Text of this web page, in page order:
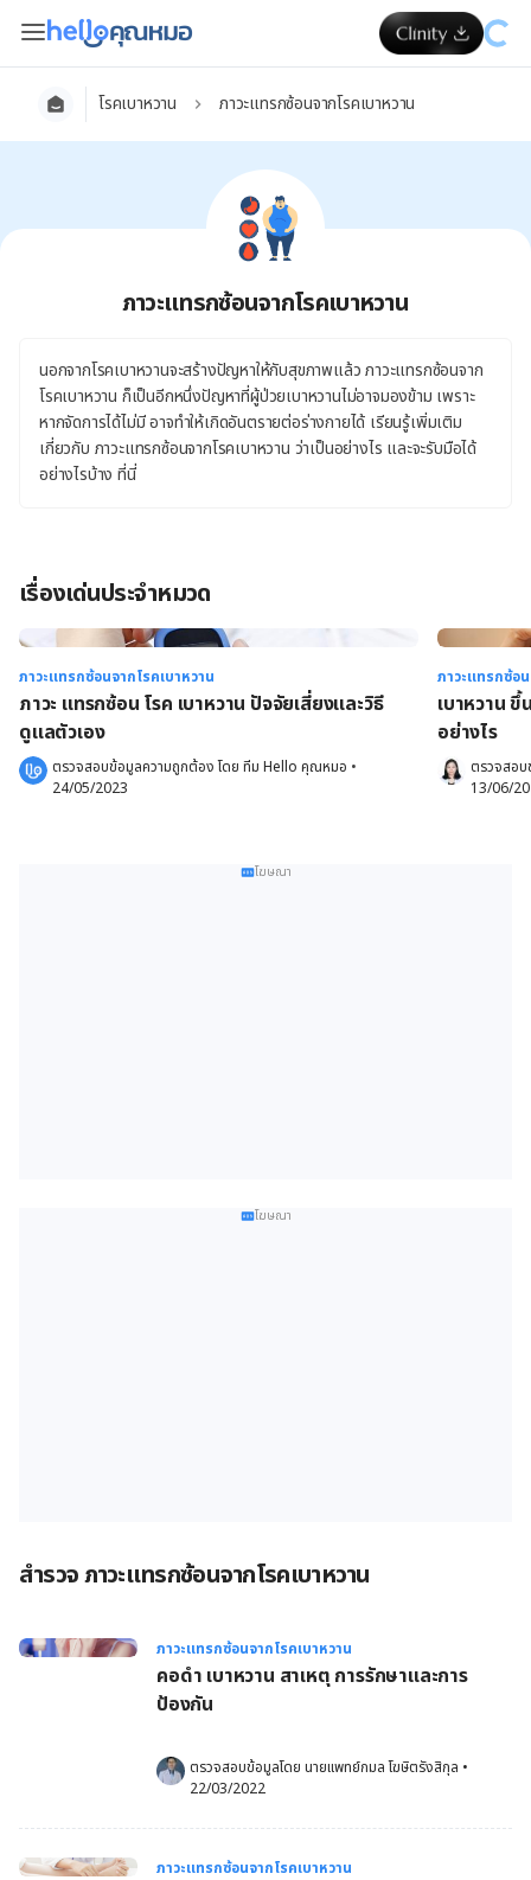
โรคเบาหวาน ภาวะแทรกซ้อนจากโรคเบาหวาน
ภาวะแทรกซ้อนจากโรคเบาหวาน
นอกจากโรคเบาหวานจะสร้างปัญหาให้กับสุขภาพแล้ว ภาวะแทรกซ้อนจาก
โรคเบาหวาน ก็เป็นอีกหนึ่งปัญหาที่ผู้ป่วยเบาหวานไม่อาจมองข้าม เพราะ
หากจัดการได้ไม่มี อาจทำให้เกิดอันตรายต่อร่างกายได้ เรียนรู้เพิ่มเติม
เกี่ยวกับ ภาวะแทรกซ้อนจากโรคเบาหวาน ว่าเป็นอย่างไร และจะรับมือได้
อย่างไรบ้าง ที่นี่
เรื่องเด่นประจำหมวด
ภาวะแทรกซ้อนจากโรคเบาหวาน
ภาวะ แทรกซ้อน โรค เบาหวาน ปัจจัยเสี่ยงและวิธี
ดูแลตัวเอง
ตรวจสอบข้อมูลความถูกต้อง โดย ทีม Hello คุณหมอ •
24/05/2023
ภาวะแทรกซ้อ
เบาหวาน
อย่างไร
ตรวจสอ
13/06/
โฆษณา
โฆษณา
สำรวจ ภาวะแทรกซ้อนจากโรคเบาหวาน
ภาวะแทรกซ้อนจากโรคเบาหวาน
คอดำ เบาหวาน สาเหตุ การรักษาและการ
ป้องกัน
ตรวจสอบข้อมูลโดย นายแพทย์กมล โฆษิตรังสิกุล •
22/03/2022
ภาวะแทรกซ้อนจากโรคเบาหวาน